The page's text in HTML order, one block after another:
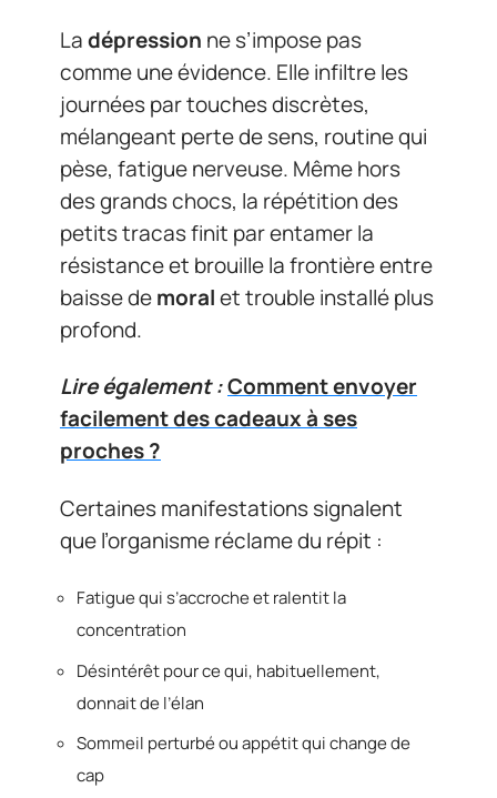
Ladépression ne s’impose pas
comme une évidence. Elle infiltre les
journées par touches discrètes,
mélangeant perte de sens, routine qui
pèse, fatigue nerveuse. Même hors
des grands chocs, la répétition des
petits tracas finit par entamer la
résistance et brouille la frontière entre
baisse demoralet trouble installé plus
profond.
Lire également :Comment envoyer
facilement des cadeaux à ses
proches ?
Certaines manifestations signalent
que l’organisme réclame du répit :
Fatigue qui s’accroche et ralentit la
concentration
Désintérêt pour ce qui, habituellement,
donnait de l’élan
Sommeil perturbé ou appétit qui change de
cap